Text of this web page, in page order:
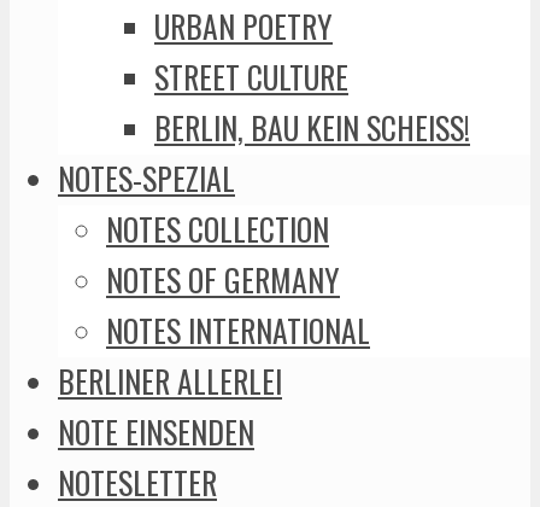
URBAN POETRY
STREET CULTURE
BERLIN, BAU KEIN SCHEISS!
NOTES-SPEZIAL
NOTES COLLECTION
NOTES OF GERMANY
NOTES INTERNATIONAL
BERLINER ALLERLEI
NOTE EINSENDEN
NOTESLETTER